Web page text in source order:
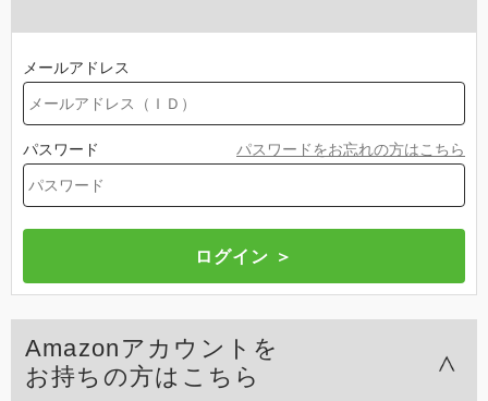
メールアドレス
パスワード パスワードをお忘れの方はこちら
Amazonアカウントを
お持ちの方はこちら